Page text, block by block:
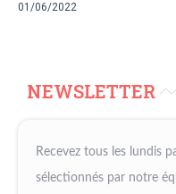
01/06/2022
NEWSLETTER
Recevez tous les lundis
sélectionnés par notre